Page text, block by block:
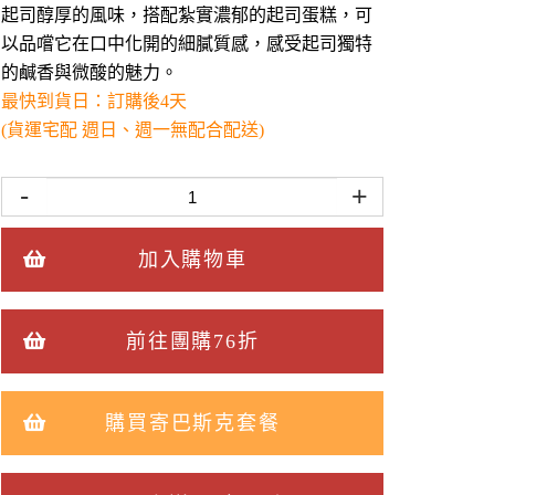
起司醇厚的風味，搭配紮實濃郁的起司蛋糕，可
以品嚐它在口中化開的細膩質感，感受起司獨特
的鹹香與微酸的魅力。
最快到貨日：訂購後4天
(貨運宅配 週日、週一無配合配送)
- +
加入購物車
前往團購76折
購買寄巴斯克套餐